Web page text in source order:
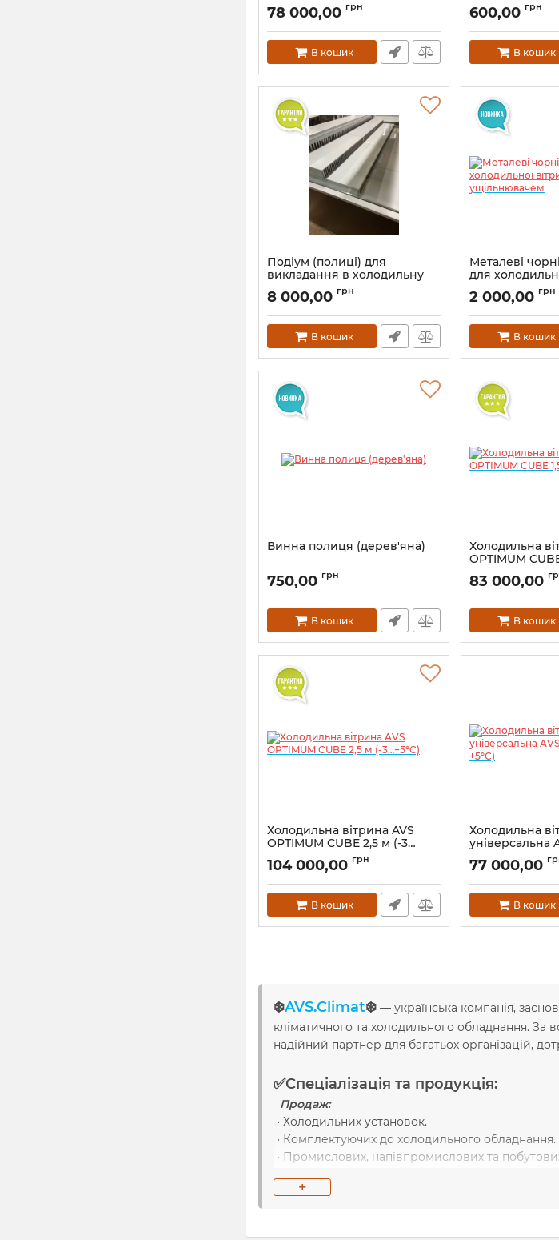
78 000,00 грн
В кошик
600,00 грн
В кошик
Подіум (полиці) для
викладання в холодильну
вітрину AVS OPTIMUM 2,0 м
(1+2 поверх)
8 000,00 грн
В кошик
Металеві
для
магнітним
2 000,00 грн
В кошик
Винна полиця (дерев'яна)
750,00 грн
В кошик
Холодильна
OPTIMUM
83 000,00
В кошик
Холодильна вітрина AVS
OPTIMUM CUBE 2,5 м (-3…
104 000,00 грн
В кошик
Холодильна
універсальна
77 000,00
В кошик
❄️AVS.Climat❄️ — українська компанія,
кліматичного та холодильного обладнання. За
надійний партнер для багатьох організацій,
✅Спеціалізація та продукція:
Продаж:
• Холодильних установок.
• Комплектуючих до холодильного обладнання.
• Промислових, напівпромислових та
• Холодильного обладнання для магазинів,
+